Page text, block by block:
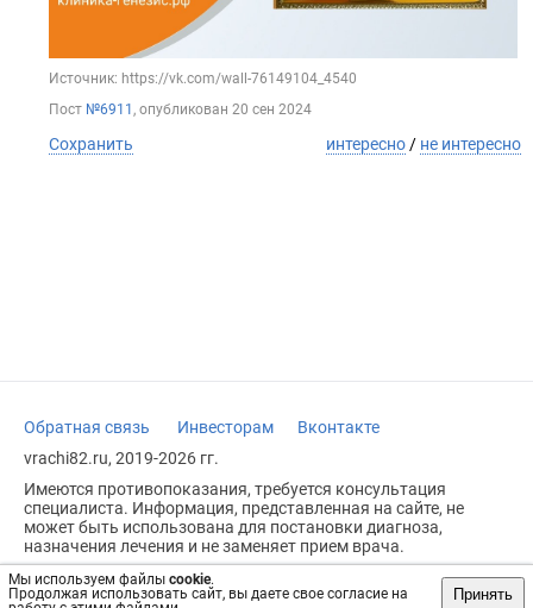
Мы используем файлы cookie.
Продолжая использовать сайт, вы даете свое согласие на
Принять
Источник: https://vk.com/wall-76149104_4540
Пост №6911 , опубликован 20 сен 2024
Сохранить интересно / не интересно
Обратная связь Инвесторам
Вконтакте
vrachi82.ru, 2019-2026 гг.
Имеются противопоказания, требуется консультация
специалиста. Информация, представленная на сайте, не
может быть использована для постановки диагноза,
назначения лечения и не заменяет прием врача.
Возрастное ограничение: 18+